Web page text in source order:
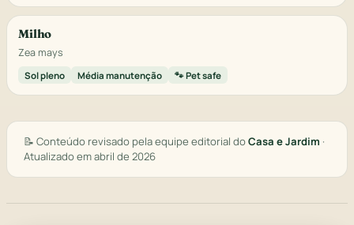
Milho
Zea mays
Sol pleno Média manutenção 🐾 Pet safe
📝 Conteúdo revisado pela equipe editorial doCasa e Jardim ·
Atualizado em abril de 2026